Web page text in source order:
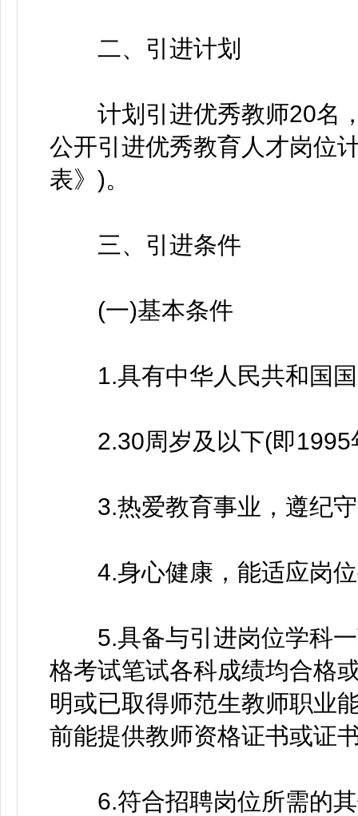
二、引进计划
计划引进优秀教师20名，
公开引进优秀教育人才岗位
表》)。
三、引进条件
(一)基本条件
1.具有中华人民共和国
2.30周岁及以下(即1995
3.热爱教育事业，遵纪守
4.身心健康，能适应岗位
5.具备与引进岗位学科一
格考试笔试各科成绩均合格
明或已取得师范生教师职业
前能提供教师资格证书或证
6.符合招聘岗位所需的其